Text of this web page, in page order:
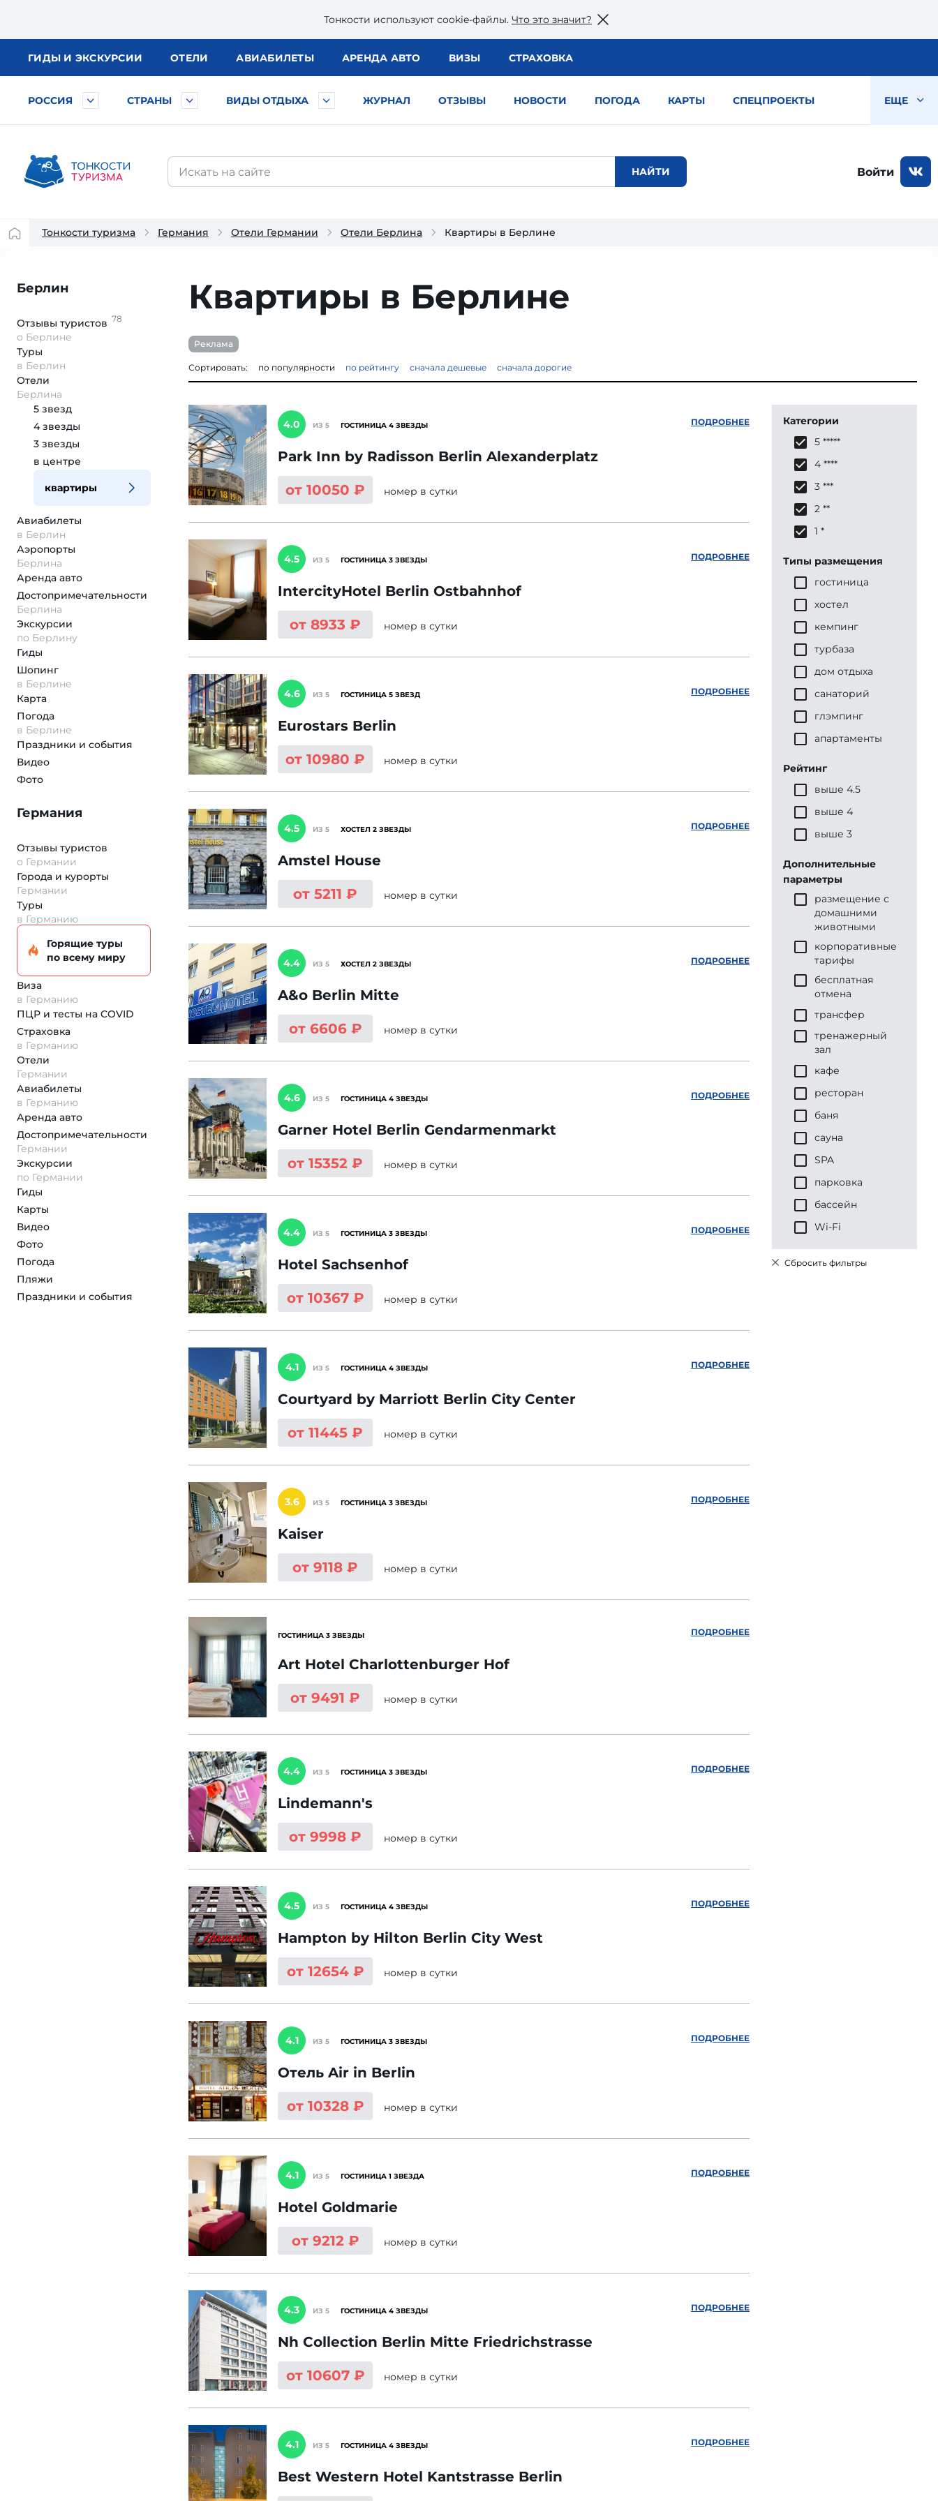
Тонкости используют сookie-файлы. Что это значит?
ГИДЫ И ЭКСКУРСИИ ОТЕЛИ АВИАБИЛЕТЫ АРЕНДА АВТО ВИЗЫ СТРАХОВКА
РОССИЯ СТРАНЫ ВИДЫ ОТДЫХА ЖУРНАЛ ОТЗЫВЫ НОВОСТИ ПОГОДА КАРТЫ СПЕЦПРОЕКТЫ ЕЩЕ
Войти
Тонкости туризма Германия Отели Германии Отели Берлина Квартиры в Берлине
Берлин
Отзывы туристов 78
о Берлине
Туры
в Берлин
Отели
Берлина
5 звезд
4 звезды
3 звезды
в центре
квартиры
Авиабилеты
в Берлин
Аэропорты
Берлина
Аренда авто
Достопримеча­тельности
Берлина
Экскурсии
по Берлину
Гиды
Шопинг
в Берлине
Карта
Погода
в Берлине
Праздники и события
Видео
Фото
Германия
Отзывы туристов
о Германии
Города и курорты
Германии
Туры
в Германию
Горящие туры
по всему миру
Виза
в Германию
ПЦР и тесты на COVID
Страховка
в Германию
Отели
Германии
Авиабилеты
в Германию
Аренда авто
Достопримеча­тельности
Германии
Экскурсии
по Германии
Гиды
Карты
Видео
Фото
Погода
Пляжи
Праздники и события
Квартиры в Берлине
Реклама
Сортировать: по популярности по рейтингу сначала дешевые сначала дорогие
4.0 ИЗ 5 ГОСТИНИЦА 4 ЗВЕЗДЫ
Park Inn by Radisson Berlin Alexanderplatz
от 10050 ₽
номер в сутки
ПОДРОБНЕЕ
4.5 ИЗ 5 ГОСТИНИЦА 3 ЗВЕЗДЫ
IntercityHotel Berlin Ostbahnhof
от 8933 ₽
номер в сутки
ПОДРОБНЕЕ
4.6 ИЗ 5 ГОСТИНИЦА 5 ЗВЕЗД
Eurostars Berlin
от 10980 ₽
номер в сутки
ПОДРОБНЕЕ
4.5 ИЗ 5 ХОСТЕЛ 2 ЗВЕЗДЫ
Amstel House
от 5211 ₽
номер в сутки
ПОДРОБНЕЕ
4.4 ИЗ 5 ХОСТЕЛ 2 ЗВЕЗДЫ
A&o Berlin Mitte
от 6606 ₽
номер в сутки
ПОДРОБНЕЕ
4.6 ИЗ 5 ГОСТИНИЦА 4 ЗВЕЗДЫ
Garner Hotel Berlin Gendarmenmarkt
от 15352 ₽
номер в сутки
ПОДРОБНЕЕ
4.4 ИЗ 5 ГОСТИНИЦА 3 ЗВЕЗДЫ
Hotel Sachsenhof
от 10367 ₽
номер в сутки
ПОДРОБНЕЕ
4.1 ИЗ 5 ГОСТИНИЦА 4 ЗВЕЗДЫ
Courtyard by Marriott Berlin City Center
от 11445 ₽
номер в сутки
ПОДРОБНЕЕ
3.6 ИЗ 5 ГОСТИНИЦА 3 ЗВЕЗДЫ
Kaiser
от 9118 ₽
номер в сутки
ПОДРОБНЕЕ
ГОСТИНИЦА 3 ЗВЕЗДЫ
Art Hotel Charlottenburger Hof
от 9491 ₽
номер в сутки
ПОДРОБНЕЕ
4.4 ИЗ 5 ГОСТИНИЦА 3 ЗВЕЗДЫ
Lindemann's
от 9998 ₽
номер в сутки
ПОДРОБНЕЕ
4.5 ИЗ 5 ГОСТИНИЦА 4 ЗВЕЗДЫ
Hampton by Hilton Berlin City West
от 12654 ₽
номер в сутки
ПОДРОБНЕЕ
4.1 ИЗ 5 ГОСТИНИЦА 3 ЗВЕЗДЫ
Отель Air in Berlin
от 10328 ₽
номер в сутки
ПОДРОБНЕЕ
4.1 ИЗ 5 ГОСТИНИЦА 1 ЗВЕЗДА
Hotel Goldmarie
от 9212 ₽
номер в сутки
ПОДРОБНЕЕ
4.3 ИЗ 5 ГОСТИНИЦА 4 ЗВЕЗДЫ
Nh Collection Berlin Mitte Friedrichstrasse
от 10607 ₽
номер в сутки
ПОДРОБНЕЕ
4.1 ИЗ 5 ГОСТИНИЦА 4 ЗВЕЗДЫ
Best Western Hotel Kantstrasse Berlin
ПОДРОБНЕЕ
Категории
5 *****
4 ****
3 ***
2 **
1 *
Типы размещения
гостиница
хостел
кемпинг
турбаза
дом отдыха
санаторий
глэмпинг
апартаменты
Рейтинг
выше 4.5
выше 4
выше 3
Дополнительные
параметры
размещение с
домашними
животными
корпоративные
тарифы
бесплатная
отмена
трансфер
тренажерный
зал
кафе
ресторан
баня
сауна
SPA
парковка
бассейн
Wi-Fi
Сбросить фильтры